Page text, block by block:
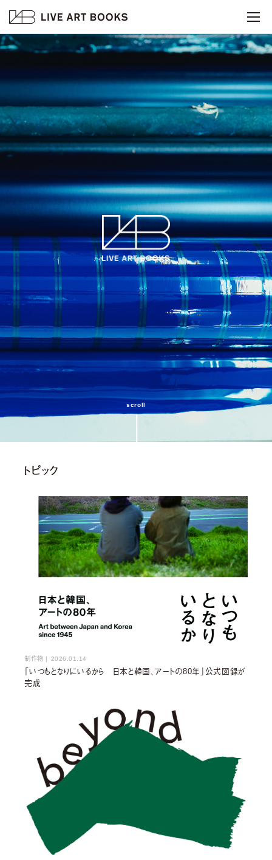
scroll
トピック
制作物 | 2026.01.14
「いつもとなりにいるから 日本と韓国、アートの80年」公式図録が
完成